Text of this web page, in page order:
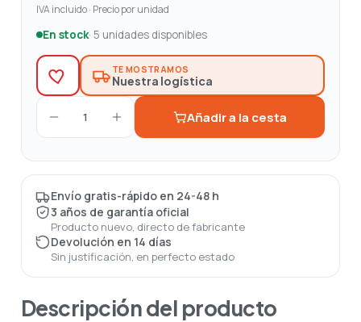
IVA incluido · Precio por unidad
En stock· 5 unidades disponibles
TE MOSTRAMOS
Nuestra logística
1 Añadir a la cesta
Envío gratis-rápido en 24-48 h
3 años de garantía oficial
Producto nuevo, directo de fabricante
Devolución en 14 días
Sin justificación, en perfecto estado
Descripción del producto